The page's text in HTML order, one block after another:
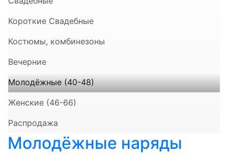
Короткие Свадебные
Костюмы, комбинезоны
Вечерние
Молодёжные (40-48)
Женские (46-66)
Распродажа
Молодёжные наряды